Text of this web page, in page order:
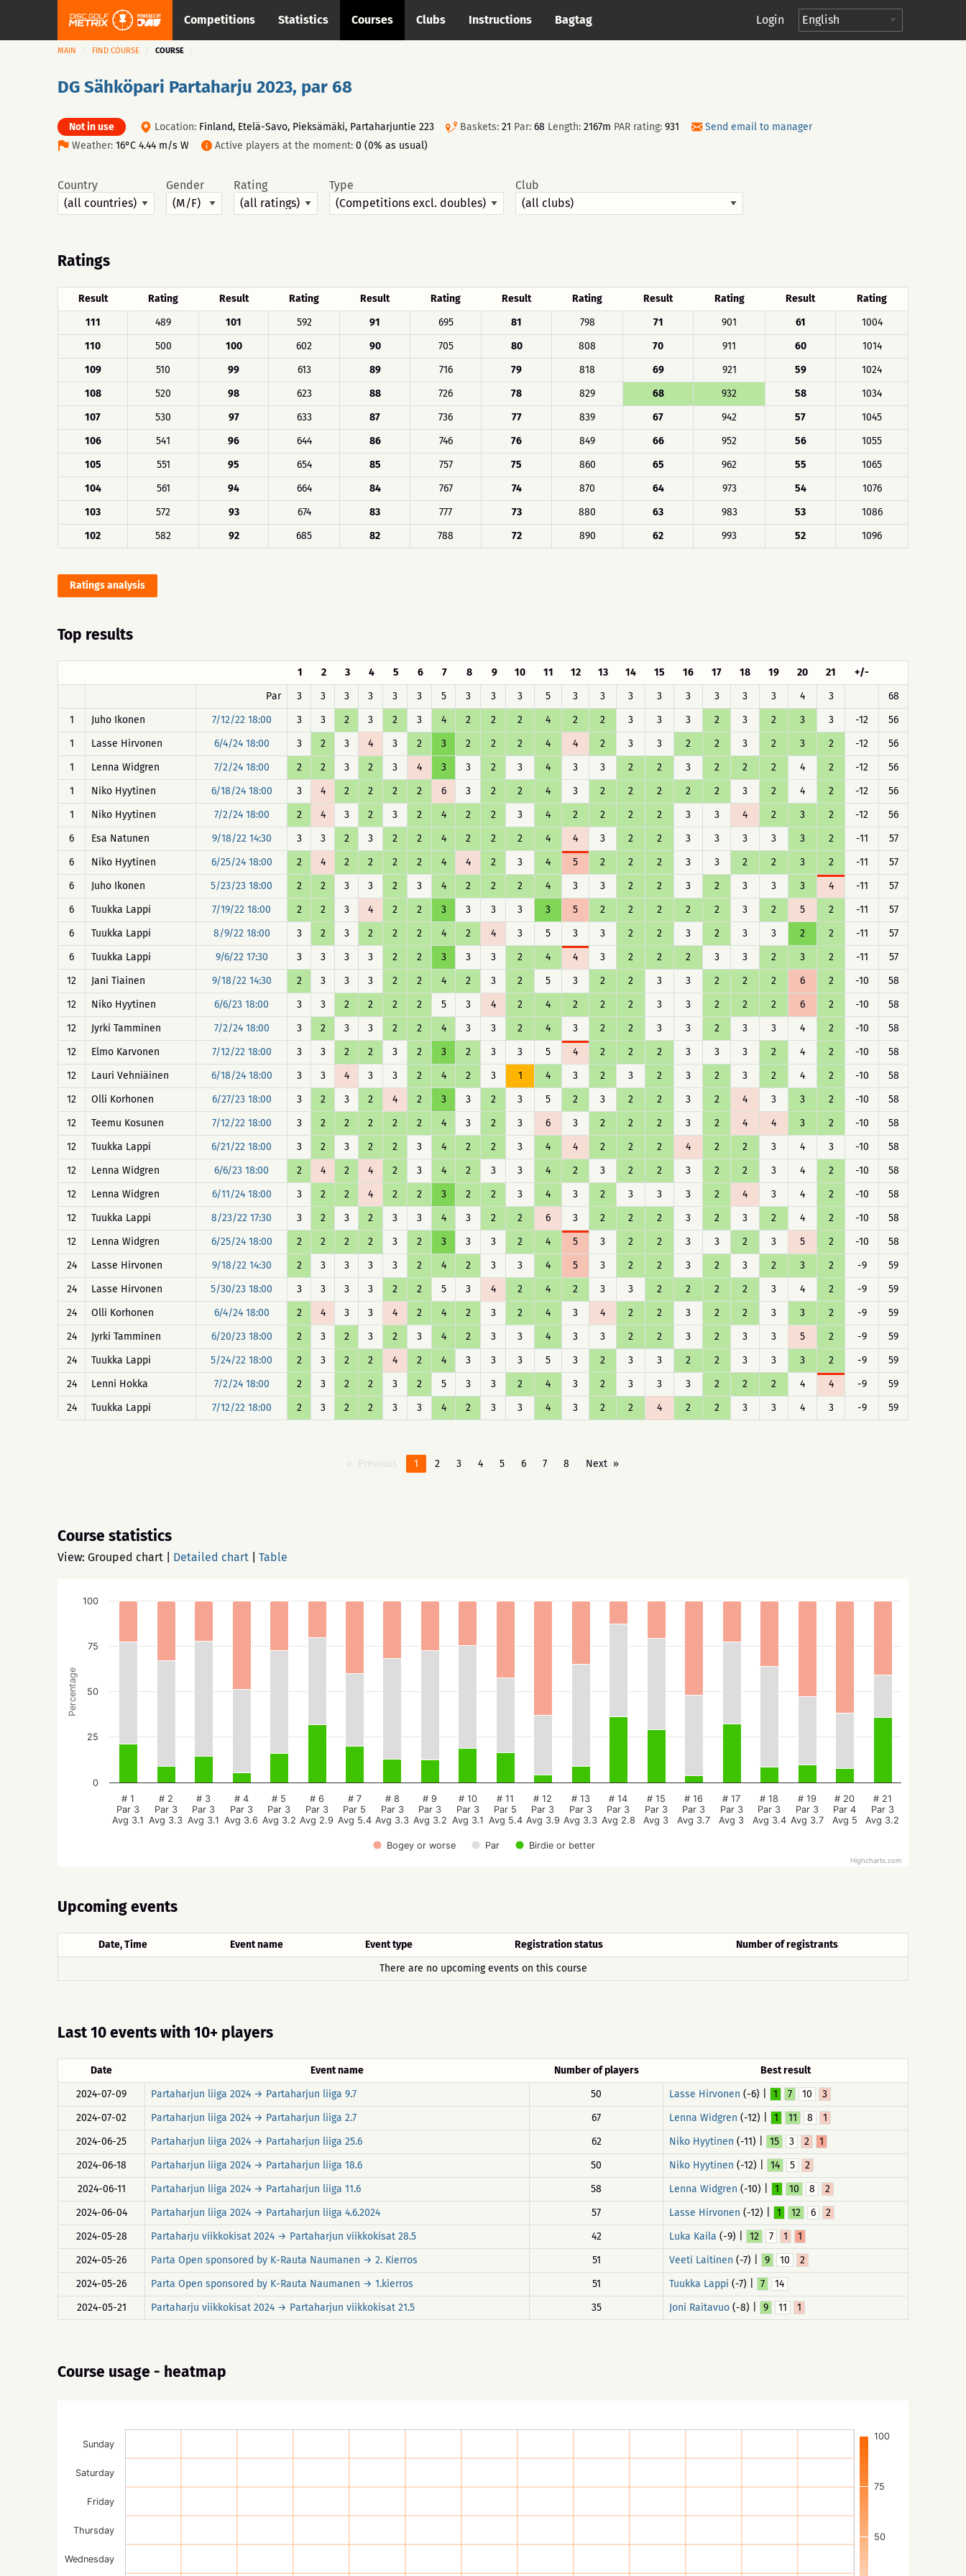
Competitions Statistics Courses Clubs Instructions Bagtag Login
MAIN FIND COURSE COURSE
DG Sähköpari Partaharju 2023, par 68
Not in use Location: Finland, Etelä-Savo, Pieksämäki, Partaharjuntie 223 Baskets: 21 Par: 68 Length: 2167m PAR rating: 931
Send email to manager
Weather: 16°C 4.44 m/s W Active players at the moment: 0 (0% as usual)
Country Gender Rating Type Club
Ratings
Result Rating Result Rating Result Rating Result Rating Result Rating Result
Rating
111
489 101 592 91 695 81 798 71 901 61
1004
110
500 100 602 90 705 80 808 70 911 60
1014
109
510 99 613 89 716 79 818 69 921 59
1024
108
520 98 623 88 726 78 829 68 932 58
1034
107
530 97 633 87 736 77 839 67 942 57
1045
106
541 96 644 86 746 76 849 66 952 56
1055
105
551 95 654 85 757 75 860 65 962 55
1065
104
561 94 664 84 767 74 870 64 973 54
1076
103
572 93 674 83 777 73 880 63 983 53
1086
102
582 92 685 82 788 72 890 62 993 52 1096
Ratings analysis
Top results
1 2 3 4 5 6 7 8 9 10 11 12 13 14 15 16 17 18 19 20 21
+/-
Par
3 3 3 3 3 3 5 3 3 3 5 3 3 3 3 3 3 3 3 4 3
68
1
Juho Ikonen 7/12/22 18:00 3 3 2 3 2 3 4 2 2 2 4 2 2 3 3 3 2 3 2 3 3 -12
56
1
Lasse Hirvonen 6/4/24 18:00 3 2 3 4 3 2 3 2 2 2 4 4 2 3 3 2 2 3 2 3 2 -12
56
1
Lenna Widgren 7/2/24 18:00 2 2 3 2 3 4 3 3 2 3 4 3 3 2 2 3 2 2 2 4 2 -12
56
1
Niko Hyytinen 6/18/24 18:00 3 4 2 2 2 2 6 3 2 2 4 3 2 2 2 2 2 3 2 4 2 -12
56
1
Niko Hyytinen 7/2/24 18:00 2 4 3 2 3 2 4 2 2 3 4 2 2 2 2 3 3 4 2 3 2 -12
56
6
Esa Natunen 9/18/22 14:30 3 3 2 3 2 2 4 2 2 2 4 4 3 2 2 3 3 3 3 3 2 -11
57
6
Niko Hyytinen 6/25/24 18:00 2 4 2 2 2 2 4 4 2 3 4 5 2 2 2 3 3 2 2 3 2 -11
57
6
Juho Ikonen 5/23/23 18:00 2 2 3 3 2 3 4 2 2 2 4 3 3 2 2 3 2 3 3 3 4 -11
57
6
Tuukka Lappi 7/19/22 18:00 2 2 3 4 2 2 3 3 3 3 3 5 2 2 2 2 2 3 2 5 2 -11
57
6
Tuukka Lappi 8/9/22 18:00 3 2 3 2 2 2 4 2 4 3 5 3 3 2 2 3 2 3 3 2 2 -11
57
6
Tuukka Lappi 9/6/22 17:30 3 3 3 3 2 2 3 3 3 2 4 4 3 2 2 2 3 3 2 3 2 -11
57
12
Jani Tiainen 9/18/22 14:30 2 3 3 3 2 2 4 2 3 2 5 3 2 2 3 3 2 2 2 6 2 -10
58
12
Niko Hyytinen 6/6/23 18:00 3 3 2 2 2 2 5 3 4 2 4 2 2 2 3 3 2 2 2 6 2 -10
58
12
Jyrki Tamminen 7/2/24 18:00 3 2 3 3 2 2 4 3 3 2 4 3 2 2 3 3 2 3 3 4 2 -10
58
12
Elmo Karvonen 7/12/22 18:00 3 3 2 2 3 2 3 2 3 3 5 4 2 2 2 3 3 3 2 4 2 -10
58
12
Lauri Vehniäinen 6/18/24 18:00 3 3 4 3 3 2 4 2 3 1 4 3 2 3 2 3 2 3 2 4 2 -10
58
12
Olli Korhonen 6/27/23 18:00 3 2 3 2 4 2 3 3 2 3 5 2 3 2 2 3 2 4 3 3 2 -10
58
12
Teemu Kosunen 7/12/22 18:00 3 2 2 2 2 2 4 3 2 3 6 3 2 2 2 3 2 4 4 3 2 -10
58
12
Tuukka Lappi 6/21/22 18:00 3 2 3 2 2 3 4 2 2 3 4 4 2 2 2 4 2 2 3 4 3 -10
58
12
Lenna Widgren 6/6/23 18:00 2 4 2 4 2 3 4 2 3 3 4 2 3 2 2 3 2 2 3 4 2 -10
58
12
Lenna Widgren 6/11/24 18:00 3 2 2 4 2 2 3 2 2 3 4 3 2 3 3 3 2 4 3 4 2 -10
58
12
Tuukka Lappi 8/23/22 17:30 3 2 3 2 3 3 4 3 2 2 6 3 2 2 2 3 2 3 2 4 2 -10
58
12
Lenna Widgren 6/25/24 18:00 2 2 2 2 3 2 3 3 3 2 4 5 3 2 2 3 3 2 3 5 2 -10
58
24
Lasse Hirvonen 9/18/22 14:30 2 3 3 3 3 2 4 2 3 3 4 5 3 2 2 3 2 3 2 3 2 -9
59
24
Lasse Hirvonen 5/30/23 18:00 3 3 3 3 2 2 5 3 4 2 4 2 3 3 2 2 2 2 3 4 2 -9
59
24
Olli Korhonen 6/4/24 18:00 2 4 3 3 4 2 4 2 3 2 4 3 4 2 2 3 2 2 3 3 2 -9
59
24
Jyrki Tamminen 6/20/23 18:00 2 3 2 3 2 3 4 2 3 3 4 3 3 2 2 3 2 3 3 5 2 -9
59
24
Tuukka Lappi 5/24/22 18:00 2 3 2 2 4 2 4 3 3 3 5 3 2 3 3 2 2 3 3 3 2 -9
59
24
Lenni Hokka 7/2/24 18:00 2 3 2 2 3 2 5 3 3 2 4 3 2 3 3 3 2 2 2 4 4 -9
59
24
Tuukka Lappi 7/12/22 18:00 2 3 2 2 3 3 4 2 3 3 4 3 2 2 4 2 2 3 3 4 3 -9 59
Previous 1 2 3 4 5 6 7 8 Next
Course statistics
View: Grouped chart Detailed chart Table
Percentage
Bogey or worse Par Birdie or better
# 1
Par 3
Avg 3.1
# 2
Par 3
Avg 3.3
# 3
Par 3
Avg 3.1
# 4
Par 3
Avg 3.6
# 5
Par 3
Avg 3.2
# 6
Par 3
Avg 2.9
# 7
Par 5
Avg 5.4
# 8
Par 3
Avg 3.3
# 9
Par 3
Avg 3.2
# 10
Par 3
Avg 3.1
# 11
Par 5
Avg 5.4
# 12
Par 3
Avg 3.9
# 13
Par 3
Avg 3.3
# 14
Par 3
Avg 2.8
# 15
Par 3
Avg 3
# 16
Par 3
Avg 3.7
# 17
Par 3
Avg 3
# 18
Par 3
Avg 3.4
# 19
Par 3
Avg 3.7
# 20
Par 4
Avg 5
# 21
Par 3
Avg 3.2
0
25
50
75
100
Highcharts.com
Upcoming events
Date, Time Event name Event type Registration status
Number of registrants
There are no upcoming events on this course
Last 10 events with 10+ players
Date Event name Number of players
Best result
2024-07-09
Partaharjun liiga 2024 → Partaharjun liiga 9.7 50 Lasse Hirvonen (-6) | 1 7 10
3
2024-07-02
Partaharjun liiga 2024 → Partaharjun liiga 2.7 67 Lenna Widgren (-12) | 1 11 8
1
2024-06-25
Partaharjun liiga 2024 → Partaharjun liiga 25.6 62 Niko Hyytinen (-11) | 15 3 2
1
2024-06-18
Partaharjun liiga 2024 → Partaharjun liiga 18.6 50 Niko Hyytinen (-12) | 14 5
2
2024-06-11
Partaharjun liiga 2024 → Partaharjun liiga 11.6 58 Lenna Widgren (-10) | 1 10 8
2
2024-06-04
Partaharjun liiga 2024 → Partaharjun liiga 4.6.2024 57 Lasse Hirvonen (-12) | 1 12 6
2
2024-05-28
Partaharju viikkokisat 2024 → Partaharjun viikkokisat 28.5 42 Luka Kaila (-9) | 12 7 1
1
2024-05-26
Parta Open sponsored by K-Rauta Naumanen → 2. Kierros 51 Veeti Laitinen (-7) | 9 10
2
2024-05-26
Parta Open sponsored by K-Rauta Naumanen → 1.kierros 51 Tuukka Lappi (-7) | 7
14
2024-05-21
Partaharju viikkokisat 2024 → Partaharjun viikkokisat 21.5 35 Joni Raitavuo (-8) | 9 11 1
Course usage - heatmap
50
75
100
Wednesday
Thursday
Friday
Saturday
Sunday